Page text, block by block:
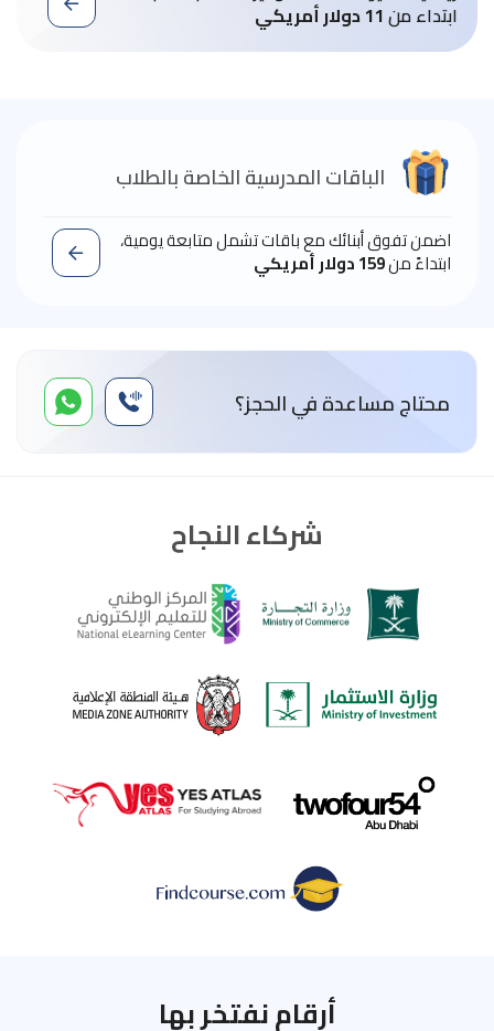
ابتداء من11 دولار أمريكي
الباقات المدرسية الخاصة بالطلاب
اضمن تفوق أبنائك مع باقات تشمل متابعة يومية،
ابتداءً من159 دولار أمريكي
محتاج مساعدة في الحجز؟
شركاء النجاح
أرقام نفتخر بها